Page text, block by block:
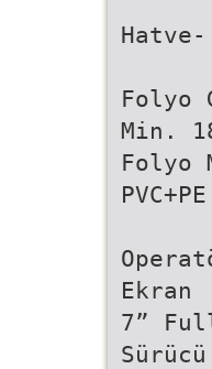
Hatve-
Folyo
Min.
Folyo
Ekran
7”